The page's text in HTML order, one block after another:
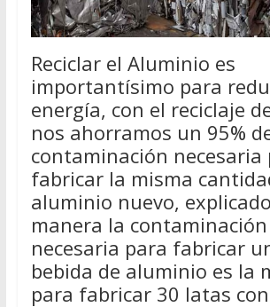
Reciclar el Aluminio es
importantísimo para
energía, con el reciclaje
nos ahorramos un 95%
contaminación necesaria
fabricar la misma
aluminio nuevo,
manera la
necesaria para fabricar
bebida de aluminio es la
para fabricar 30 latas